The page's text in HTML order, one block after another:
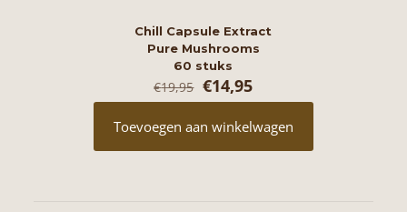
Chill Capsule Extract
Pure Mushrooms
60 stuks
€19,95 Oorspronkelijke
prijs
was:
€19,95.
€14,95Huidige
prijs
€14,95.
Toevoegen aan winkelwagen